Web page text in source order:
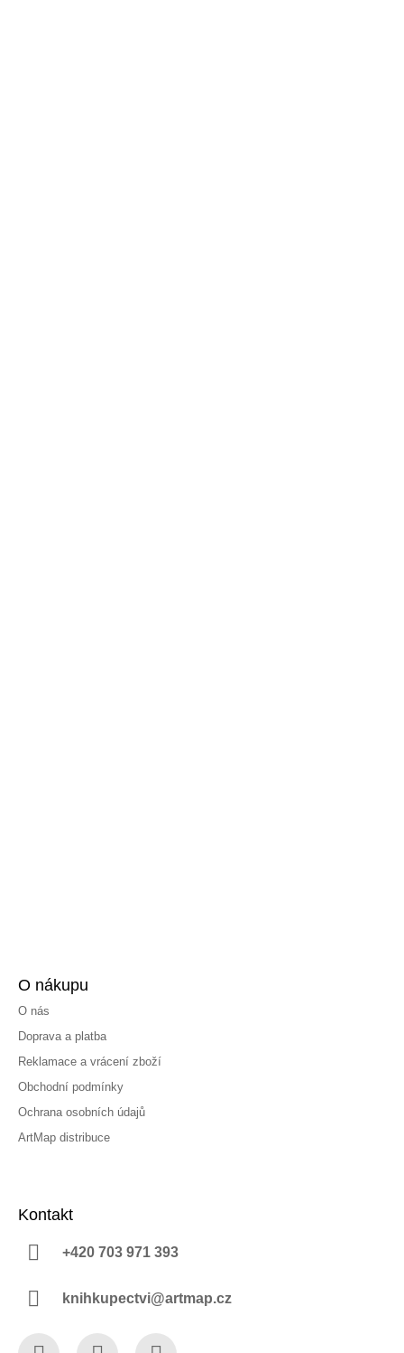
O nákupu
O nás
Doprava a platba
Reklamace a vrácení zboží
Obchodní podmínky
Ochrana osobních údajů
ArtMap distribuce
Kontakt
+420 703 971 393
knihkupectvi@artmap.cz